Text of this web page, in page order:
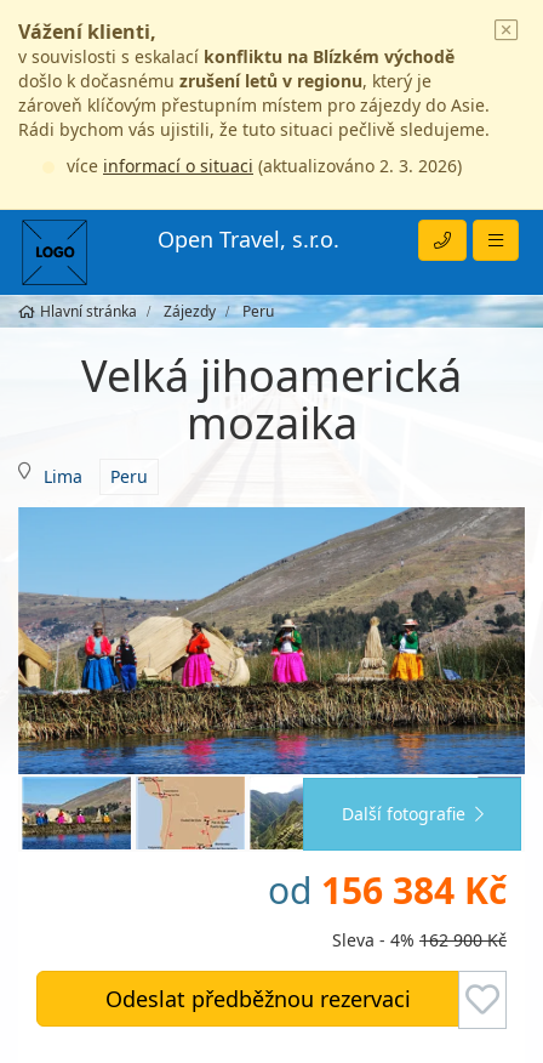
Vážení klienti,
v souvislosti s eskalací konfliktu na Blízkém východě
došlo k dočasnému zrušení letů v regionu, který je
zároveň klíčovým přestupním místem pro zájezdy do Asie.
Rádi bychom vás ujistili, že tuto situaci pečlivě sledujeme.
více informací o situaci (aktualizováno 2. 3. 2026)
Open Travel, s.r.o.
Hlavní stránka Zájezdy Peru
Velká jihoamerická
mozaika
Lima Peru
Další fotografie
od 156 384 Kč
Sleva - 4% 162 900 Kč
Odeslat předběžnou rezervaci